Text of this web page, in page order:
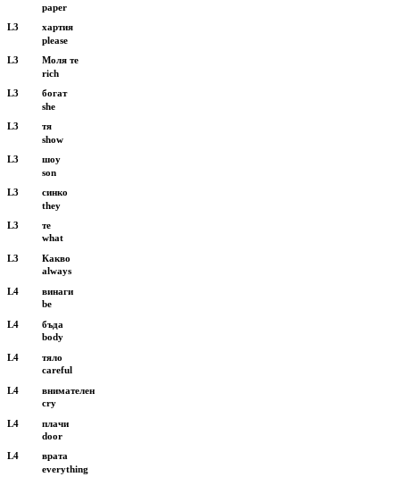
L3
L3
L3
L3
L3
L3
L3
L3
L4
L4
L4
L4
L4
L4
paper
please
rich
she
show
son
they
what
always
be
body
careful
cry
door
everything
хартия
Моля те
богат
тя
шоу
синко
те
Какво
винаги
бъда
тяло
внимателен
плачи
врата